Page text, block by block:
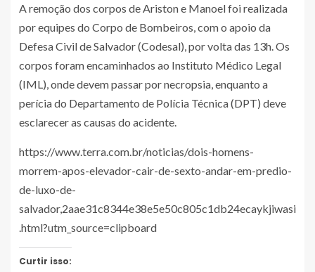
A remoção dos corpos de Ariston e Manoel foi realizada
por equipes do Corpo de Bombeiros, com o apoio da
Defesa Civil de Salvador (Codesal), por volta das 13h. Os
corpos foram encaminhados ao Instituto Médico Legal
(IML), onde devem passar por necropsia, enquanto a
perícia do Departamento de Polícia Técnica (DPT) deve
esclarecer as causas do acidente.
https://www.terra.com.br/noticias/dois-homens-
morrem-apos-elevador-cair-de-sexto-andar-em-predio-
de-luxo-de-
salvador,2aae31c8344e38e5e50c805c1db24ecaykjiwasi
.html?utm_source=clipboard
Curtir isso: